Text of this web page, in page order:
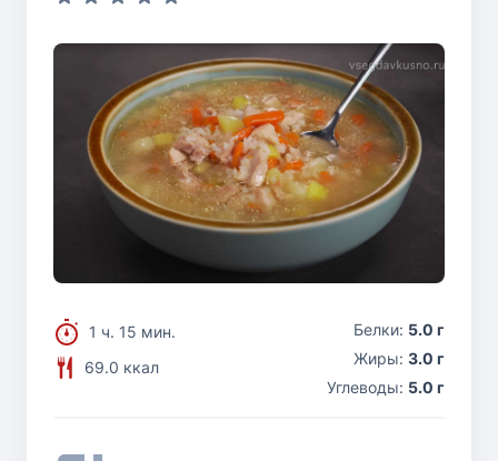
1 ч. 15 мин.
69.0 ккал
Белки: 5.0 г
Жиры: 3.0 г
Углеводы: 5.0 г